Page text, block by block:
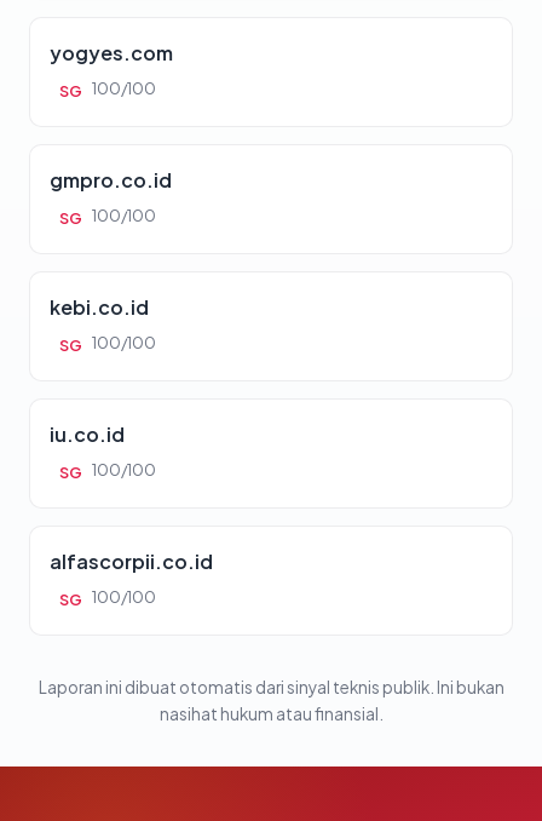
yogyes.com
SG 100/100
gmpro.co.id
SG 100/100
kebi.co.id
SG 100/100
iu.co.id
SG 100/100
alfascorpii.co.id
SG 100/100
Laporan ini dibuat otomatis dari sinyal teknis publik. Ini bukan
nasihat hukum atau finansial.